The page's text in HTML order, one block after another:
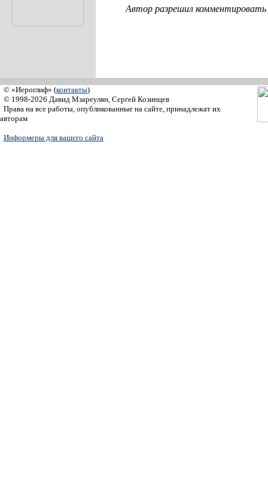
Автор разрешил
© «Иероглиф» (контакты)
© 1998-2026 Давид Мзареулян, Сергей Козинцев
Права на все работы, опубликованные на сайте, принадлежат их
авторам
Информеры для вашего сайта